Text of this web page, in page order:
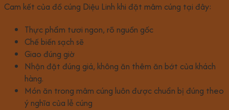
Cam kết của đồ cúng Diệu Linh khi đặt mâm cúng tại đây:
Thực phẩm tươi ngon, rõ nguồn gốc
Chế biến sạch sẽ
Giao đúng giờ
Nhận đặt đúng giá, không ăn thêm ăn bớt của khách
hàng.
Món ăn trong mâm cúng luôn được chuẩn bị đúng theo
ý nghĩa của lễ cúng